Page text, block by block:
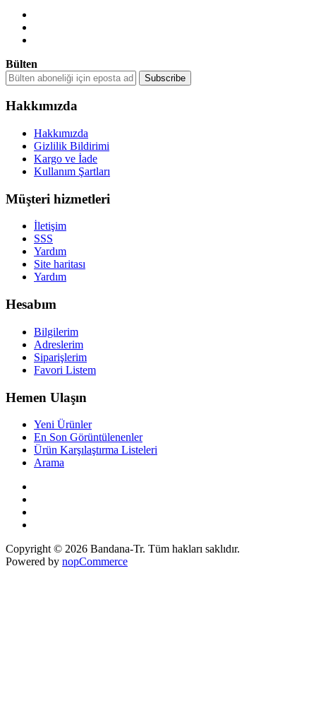
Bülten
Hakkımızda
Hakkımızda
Gizlilik Bildirimi
Kargo ve İade
Kullanım Şartları
Müşteri hizmetleri
İletişim
SSS
Yardım
Site haritası
Yardım
Hesabım
Bilgilerim
Adreslerim
Siparişlerim
Favori Listem
Hemen Ulaşın
Yeni Ürünler
En Son Görüntülenenler
Ürün Karşılaştırma Listeleri
Arama
Copyright © 2026 Bandana-Tr. Tüm hakları saklıdır.
Powered by nopCommerce